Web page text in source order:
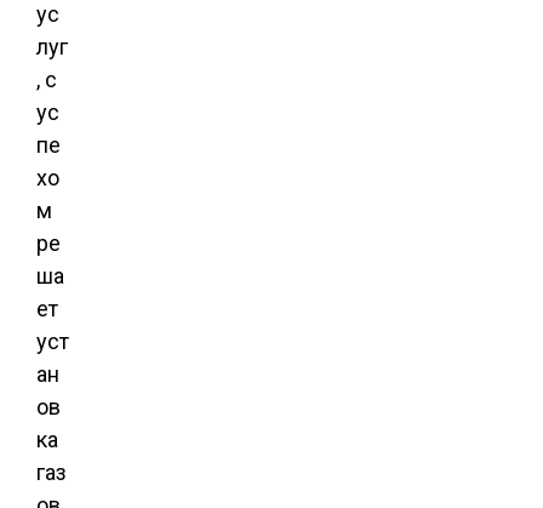
ус
луг
, с
ус
пе
хо
м
ре
ша
ет
уст
ан
ов
ка
газ